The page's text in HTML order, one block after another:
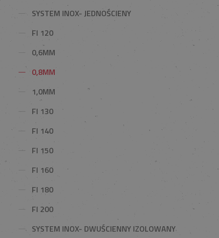
SYSTEM INOX- JEDNOŚCIENY
FI 120
0,6MM
0,8MM
1,0MM
FI 130
FI 140
FI 150
FI 160
FI 180
FI 200
SYSTEM INOX- DWUŚCIENNY IZOLOWANY